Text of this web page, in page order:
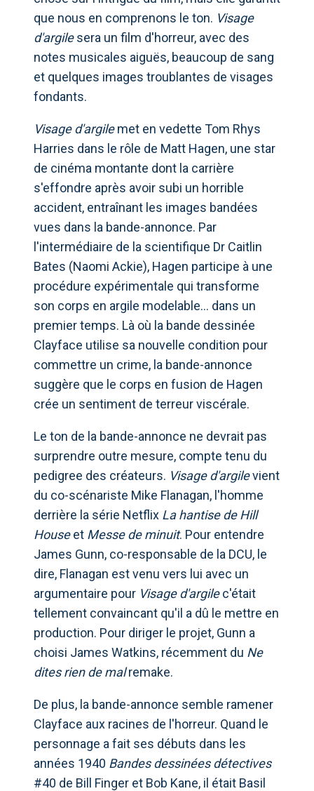
que nous en comprenons le ton. Visage
d'argilesera un film d'horreur, avec des
notes musicales aiguës, beaucoup de sang
et quelques images troublantes de visages
fondants.
Visage d'argilemet en vedette Tom Rhys
Harries dans le rôle de Matt Hagen, une star
de cinéma montante dont la carrière
s'effondre après avoir subi un horrible
accident, entraînant les images bandées
vues dans la bande-annonce. Par
l'intermédiaire de la scientifique Dr Caitlin
Bates (Naomi Ackie), Hagen participe à une
procédure expérimentale qui transforme
son corps en argile modelable… dans un
premier temps. Là où la bande dessinée
Clayface utilise sa nouvelle condition pour
commettre un crime, la bande-annonce
suggère que le corps en fusion de Hagen
crée un sentiment de terreur viscérale.
Le ton de la bande-annonce ne devrait pas
surprendre outre mesure, compte tenu du
pedigree des créateurs. Visage d'argilevient
du co-scénariste Mike Flanagan, l'homme
derrière la série Netflix La hantise de Hill
Houseet Messe de minuit. Pour entendre
James Gunn, co-responsable de la DCU, le
dire, Flanagan est venu vers lui avec un
argumentaire pour Visage d'argilec'était
tellement convaincant qu'il a dû le mettre en
production. Pour diriger le projet, Gunn a
choisi James Watkins, récemment du Ne
dites rien de malremake.
De plus, la bande-annonce semble ramener
Clayface aux racines de l'horreur. Quand le
personnage a fait ses débuts dans les
années 1940 Bandes dessinées détectives
#40 de Bill Finger et Bob Kane, il était Basil